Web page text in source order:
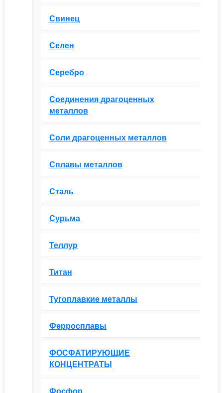
Свинец
Селен
Серебро
Соединения драгоценных
металлов
Соли драгоценных металлов
Сплавы металлов
Сталь
Сурьма
Теллур
Титан
Тугоплавкие металлы
Ферросплавы
ФОСФАТИРУЮЩИЕ
КОНЦЕНТРАТЫ